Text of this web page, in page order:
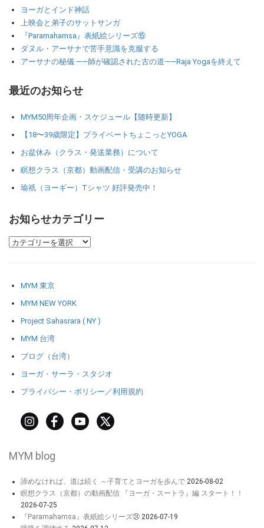
ヨーガとインド神話
上映会と弟子のサットサンガ
『Paramahamsa』表紙絵シリーズ⑮
ダヌル・アーサナで苦手意識を克服する
アーサナの秘儀 ――師が確認された古の道――Raja Yogaを終えて
最近のお知らせ
MYM50周年企画・スケジュール【随時更新】
【18〜39歳限定】プライベートちょこっとYOGA
お盆休み（クラス・発送業務）について
瞑想クラス（京都）動画配信・受講のお知らせ
瑜祇（ヨーギー）Tシャツ 好評発売中！
お知らせカテゴリー
MYM 東京
MYM NEW YORK
Project Sahasrara ( NY )
MYM 台湾
ブログ（台湾）
ヨーガ・サーラ・スタジオ
プライバシー・ポリシー／利用規約
MYM blog
諦めなければ、道は続く ～子育てとヨーガを歩んで 2026-08-02
瞑想クラス（京都）の動画配信 『ヨーガ・スートラ』編 スタート！！
2026-07-25
『Paramahamsa』表紙絵シリーズ㉔ 2026-07-19